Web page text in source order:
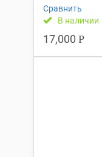
Сравнить
В наличии
17,000 Р